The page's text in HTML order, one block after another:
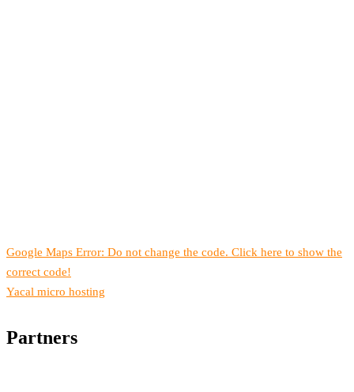
Google Maps Error: Do not change the code. Click here to show the
correct code!
Yacal micro hosting
Partners